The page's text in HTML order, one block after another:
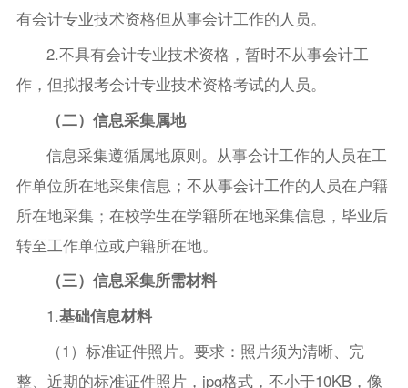
有会计专业技术资格但从事会计工作的人员。
2.不具有会计专业技术资格，暂时不从事会计工
作，但拟报考会计专业技术资格考试的人员。
（二）信息采集属地
信息采集遵循属地原则。从事会计工作的人员在工
作单位所在地采集信息；不从事会计工作的人员在户籍
所在地采集；在校学生在学籍所在地采集信息，毕业后
转至工作单位或户籍所在地。
（三）信息采集所需材料
1.基础信息材料
（1）标准证件照片。要求：照片须为清晰、完
整、近期的标准证件照片，jpg格式，不小于10KB，像